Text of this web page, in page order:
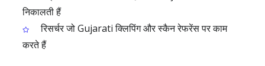
निकालती हैं
रिसर्चर जो Gujarati क्लिपिंग और स्कैन रेफरेंस पर काम
करते हैं